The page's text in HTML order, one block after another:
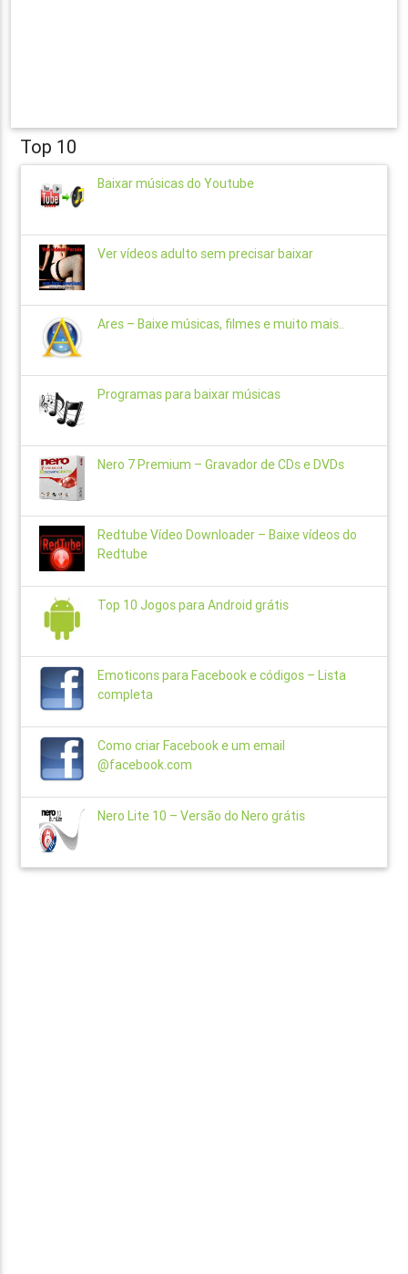
Top 10
Baixar músicas do Youtube
Ver vídeos adulto sem precisar baixar
Ares – Baixe músicas, filmes e muito mais..
Programas para baixar músicas
Nero 7 Premium – Gravador de CDs e DVDs
Redtube Vídeo Downloader – Baixe vídeos do
Redtube
Top 10 Jogos para Android grátis
Emoticons para Facebook e códigos – Lista
completa
Como criar Facebook e um email
@facebook.com
Nero Lite 10 – Versão do Nero grátis